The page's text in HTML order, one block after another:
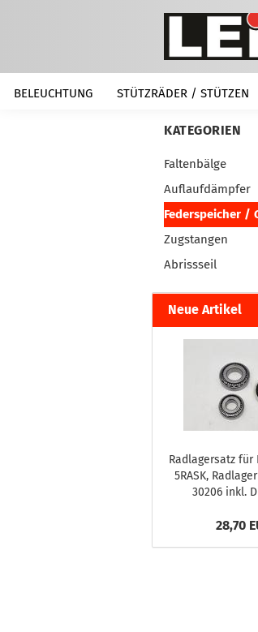
BELEUCHTUNG STÜTZRÄDER / STÜTZEN
KATEGORIEN
Faltenbälge
Auflaufdämpfer
Federspeicher /
Zugstangen
Abrissseil
Neue Artikel
Radlagersatz für
5RASK,
30206 inkl.
28,70